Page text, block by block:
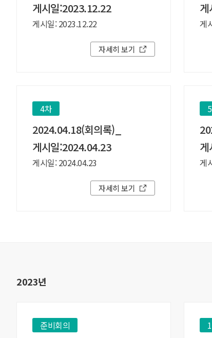
게시일:2023.12.22
게시일: 2023.12.22
자세히 보기
게
4차
2024.04.18(회의록)_
게시일:2024.04.23
게시일: 2024.04.23
자세히 보기
게
2023년
준비회의